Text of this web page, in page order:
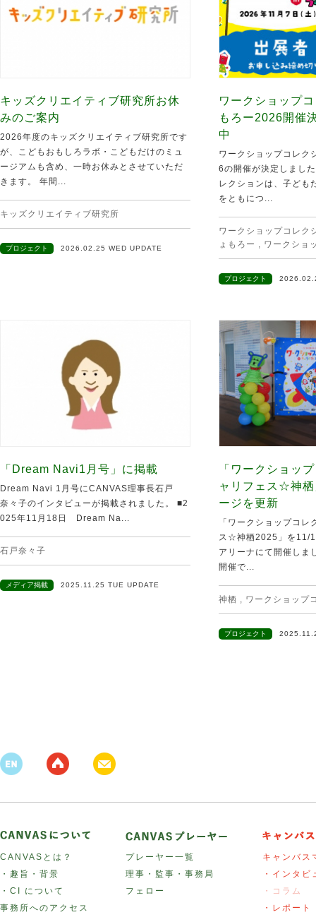
キッズクリエイティブ研究所お休
みのご案内
2026年度のキッズクリエイティブ研究所です
が、こどもおもしろラボ・こどもだけのミュ
ージアムも含め、一時お休みとさせていただ
きます。 年間...
キッズクリエイティブ研究所
プロジェクト 2026.02.25 WED UPDATE
ワークショップ
もろー2026開催
中
ワークショップコレク
6の開催が決定しまし
レクションは、子ども
をともにつ...
ワークショップコレク
ょもろー , ワークショ
プロジェクト
「Dream Navi1月号」に掲載
Dream Navi 1月号にCANVAS理事長石戸
奈々子のインタビューが掲載されました。 ■2
025年11月18日 Dream Na...
石戸奈々子
メディア掲載 2025.11.25 TUE UPDATE
「ワークショッ
ャリフェス☆神
ージを更新
「ワークショップコ
ス☆神栖2025」を11/
アリーナにて開催しま
開催で...
神栖 , ワークショップ
プロジェクト
CANVASとは？
・趣旨・背景
・CI について
事務所へのアクセス
プレーヤー一覧
理事・監事・事務局
フェロー
キャンバス
・インタビ
・コラム
・レポート